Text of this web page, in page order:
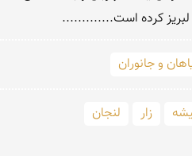
کرده است.............
و جانوران
زار
لنجان